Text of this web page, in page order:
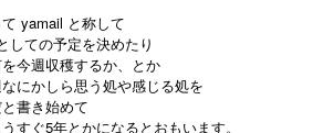
て yamail と称して
しての予定を決めたり
今週収穫するか、とか
にかしら思う処や感じる処を
書き始めて
すぐ5年とかになるとおもいます。